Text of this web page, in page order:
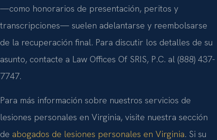
—como honorarios de presentación, peritos y
transcripciones— suelen adelantarse y reembolsarse
de la recuperación final. Para discutir los detalles de su
asunto, contacte a Law Offices Of SRIS, P.C. al (888) 437-
7747.
Para más información sobre nuestros servicios de
lesiones personales en Virginia, visite nuestra sección
de abogados de lesiones personales en Virginia. Si su